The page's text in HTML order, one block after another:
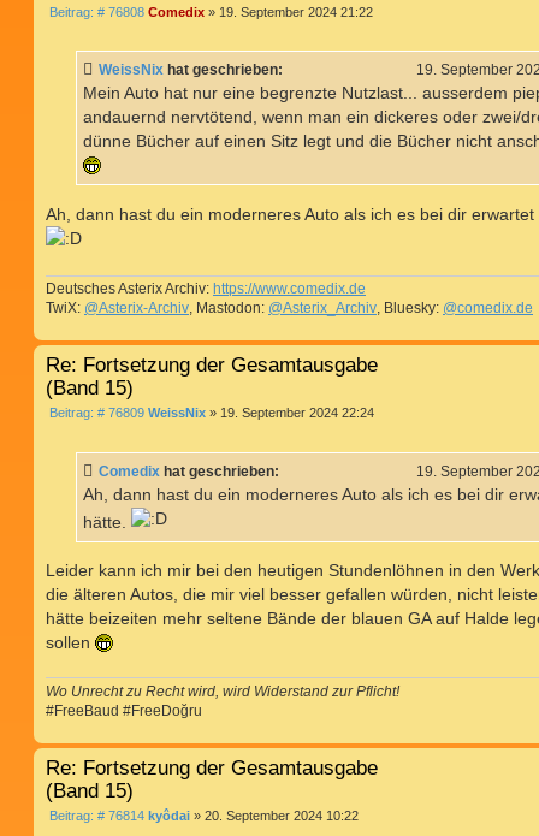
Beitrag: # 76808B
r
a
Comedix » 19. September 2024 21:22
WeissNix hat geschrieben: 19. September
Mein Auto hat nur eine begrenzte Nutzlast... ausserdem
andauernd nervtötend, wenn man ein dickeres oder zwei/
dünne Bücher auf einen Sitz legt und die Bücher nicht
Ah, dann hast du ein moderneres Auto als ich es bei dir erwartet
Deutsches Asterix Archiv: https://www.comedix.de
TwiX: @Asterix-Archiv, Mastodon: @Asterix_Archiv, Bluesky: @comedix.de
Re: Fortsetzung der Gesamtausgabe
(Band 15)
Beitrag: # 76809B
r
a
g
WeissNix » 19. September 2024 22:24
Comedix hat geschrieben: 19. September
Ah, dann hast du ein moderneres Auto als ich es bei dir
hätte.
Leider kann ich mir bei den heutigen Stundenlöhnen in den
die älteren Autos, die mir viel besser gefallen würden, nicht
hätte beizeiten mehr seltene Bände der blauen GA auf Halde
sollen
Wo Unrecht zu Recht wird, wird Widerstand zur Pflicht!
#FreeBaud #FreeDoğru
Re: Fortsetzung der Gesamtausgabe
(Band 15)
Beitrag: # 76814Bkyôdai » 20. September 2024 10:22